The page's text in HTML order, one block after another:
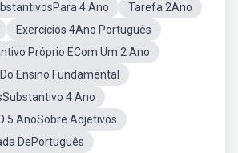
4 Ano
Tarefa 2Ano
Exercícios 4Ano Português
Próprio ECom Um 2 Ano
Ensino Fundamental
4 Ano
5 AnoSobre Adjetivos
DePortuguês